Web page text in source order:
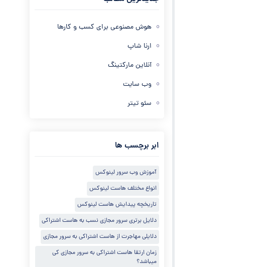
هوش مصنوعی برای کسب و کارها
ارنا شاپ
آنلاین مارکتینگ
وب سایت
سئو تیتر
ابر برچسب ها
آموزش وب سرور لینوکس
انواع مختلف هاست لینوکس
تاریخچه پیدایش هاست لینوکس
دلایل برتری سرور مجازی نسب به هاست اشتراکی
دلایلی مهاجرت از هاست اشتراکی به سرور مجازی
زمان ارتقا هاست اشتراکی به سرور مجازی کی
میباشد؟